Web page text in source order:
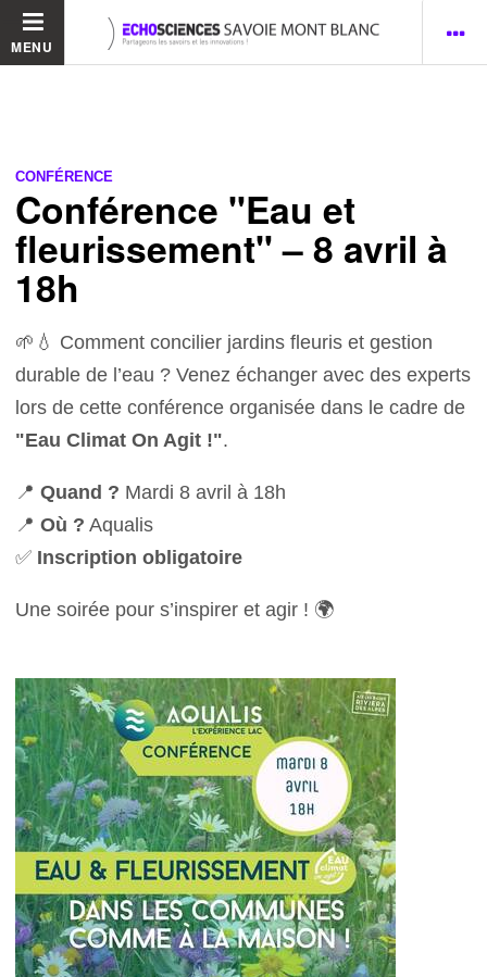
MENU
CONFÉRENCE
Conférence "Eau et
fleurissement" – 8 avril à
18h
🌱💧 Comment concilier jardins fleuris et gestion
durable de l’eau ? Venez échanger avec des experts
lors de cette conférence organisée dans le cadre de
"Eau Climat On Agit !".
📍Quand ? Mardi 8 avril à 18h
📍Où ? Aqualis
✅ Inscription obligatoire
Une soirée pour s’inspirer et agir ! 🌍